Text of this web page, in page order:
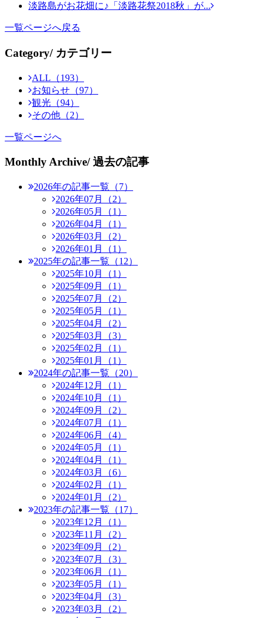
淡路島がお花畑に♪「淡路花祭2018秋」が...
一覧ページへ戻る
Category/ カテゴリー
ALL（193）
お知らせ（97）
観光（94）
その他（2）
一覧ページへ
Monthly Archive/ 過去の記事
2026年の記事一覧（7）
2026年07月（2）
2026年05月（1）
2026年04月（1）
2026年03月（2）
2026年01月（1）
2025年の記事一覧（12）
2025年10月（1）
2025年09月（1）
2025年07月（2）
2025年05月（1）
2025年04月（2）
2025年03月（3）
2025年02月（1）
2025年01月（1）
2024年の記事一覧（20）
2024年12月（1）
2024年10月（1）
2024年09月（2）
2024年07月（1）
2024年06月（4）
2024年05月（1）
2024年04月（1）
2024年03月（6）
2024年02月（1）
2024年01月（2）
2023年の記事一覧（17）
2023年12月（1）
2023年11月（2）
2023年09月（2）
2023年07月（3）
2023年06月（1）
2023年05月（1）
2023年04月（3）
2023年03月（2）